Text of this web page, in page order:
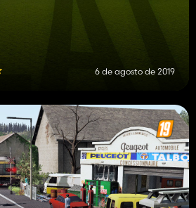
6 de agosto de 2019